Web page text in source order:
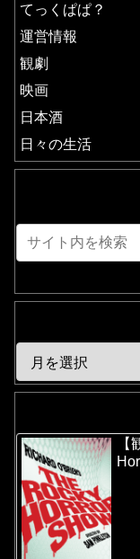
てっくぱぱ？
運営情報
観劇
映画
日本酒
日々の生活